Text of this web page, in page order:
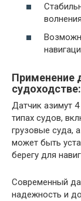
волнения
Применение
судоходстве:
Датчик азимут
типах судов,
грузовые суда,
может быть
берегу для
Современный
надежность и